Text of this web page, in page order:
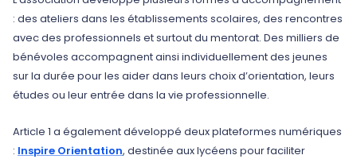
: des ateliers dans les établissements scolaires, des rencontres
avec des professionnels et surtout du mentorat. Des milliers de
bénévoles accompagnent ainsi individuellement des jeunes
sur la durée pour les aider dans leurs choix d’orientation, leurs
études ou leur entrée dans la vie professionnelle.
Article 1 a également développé deux plateformes numériques
: Inspire Orientation, destinée aux lycéens pour faciliter